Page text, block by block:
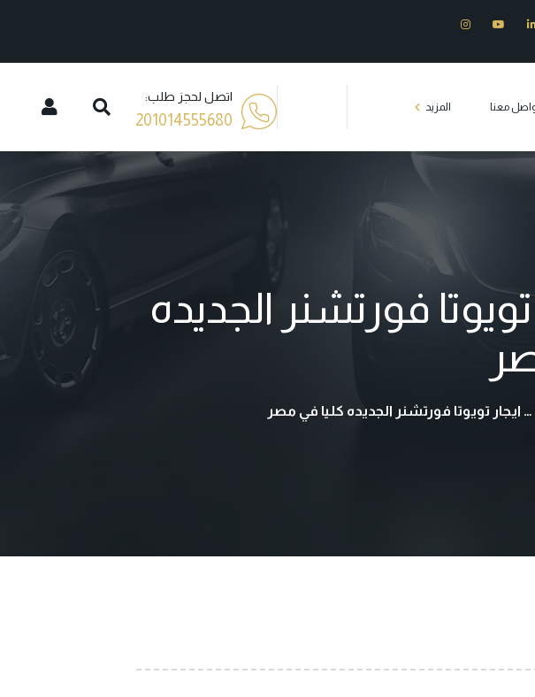
معنا المزيد
اتصل لحجز طلب:
201014555680
فورتشنر الجديده
تويوتا فورتشنر الجديده كليا في مصر